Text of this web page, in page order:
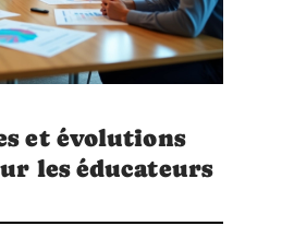
et évolutions
les éducateurs